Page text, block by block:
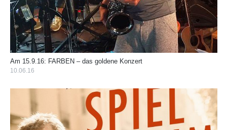
Am 15.9.16: FARBEN – das goldene Konzert
10.06.16